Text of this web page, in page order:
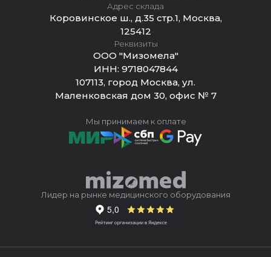
Адрес склада
Коровинское ш., д.35 стр.1, Москва,
125412
Реквизиты
ООО "Мизомела"
ИНН: 9718047844
107113, город Москва, ул.
Маленковская дом 30, офис № 7
Лидер на рынке медицинского оборудования
Мы принимаем к оплате